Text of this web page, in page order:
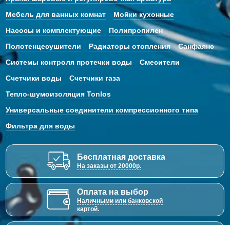
Мебель для ванных комнат
Мойки кухонные
Насосы и комплектующие
Полипропилен
Полотенцесушители
Радиаторы отопления
Санфаянс
Системы контроля протечки воды
Смесители
Счетчики воды
Счетчики газа
Тепло-шумоизоляция Tonlos
Универсальные соединители компрессионного типа
Фильтра для воды
Бесплатная доставка
На заказы от 20000р.
Оплата на выбор
Наличными или банковской
картой.